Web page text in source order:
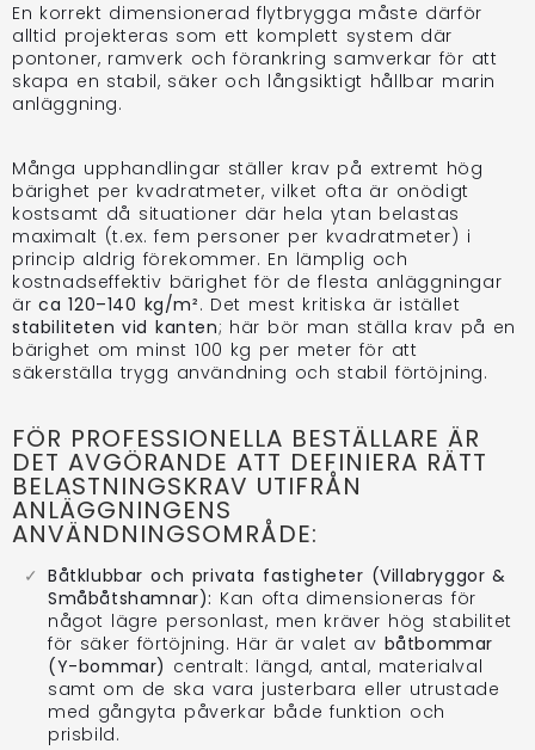
En korrekt dimensionerad flytbrygga måste därför
alltid projekteras som ett komplett system där
pontoner, ramverk och förankring samverkar för att
skapa en stabil, säker och långsiktigt hållbar marin
anläggning.
Många upphandlingar ställer krav på extremt hög
bärighet per kvadratmeter, vilket ofta är onödigt
kostsamt då situationer där hela ytan belastas
maximalt (t.ex. fem personer per kvadratmeter) i
princip aldrig förekommer. En lämplig och
kostnadseffektiv bärighet för de flesta anläggningar
ärca 120–140 kg/m². Det mest kritiska är istället
stabiliteten vid kanten; här bör man ställa krav på en
bärighet om minst 100 kg per meter för att
säkerställa trygg användning och stabil förtöjning.
FÖR PROFESSIONELLA BESTÄLLARE ÄR
DET AVGÖRANDE ATT DEFINIERA RÄTT
BELASTNINGSKRAV UTIFRÅN
ANLÄGGNINGENS
ANVÄNDNINGSOMRÅDE:
Båtklubbar och privata fastigheter (Villabryggor &
Småbåtshamnar): Kan ofta dimensioneras för
något lägre personlast, men kräver hög stabilitet
för säker förtöjning. Här är valet av båtbommar
(Y-bommar) centralt: längd, antal, materialval
samt om de ska vara justerbara eller utrustade
med gångyta påverkar både funktion och
prisbild.